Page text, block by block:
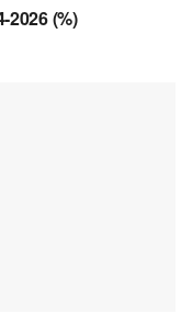
2026 (%)